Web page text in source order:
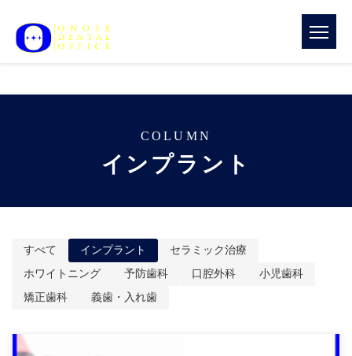
COLUMN
インプラント
すべて インプラント
セラミック治療
ホワイトニング
予防歯科 口腔外科
小児歯科
矯正歯科
義歯・入れ歯